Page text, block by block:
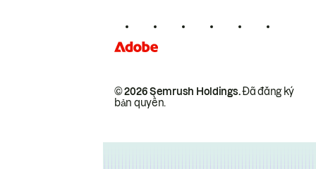
© 2026 Semrush Holdings.Đã đăng ký
bản quyền.